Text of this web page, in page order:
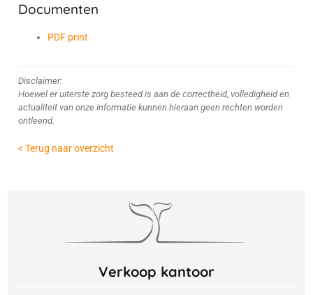
Documenten
PDF print
Disclaimer:
Hoewel er uiterste zorg besteed is aan de correctheid, volledigheid en
actualiteit van onze informatie kunnen hieraan geen rechten worden
ontleend.
< Terug naar overzicht
Verkoop kantoor